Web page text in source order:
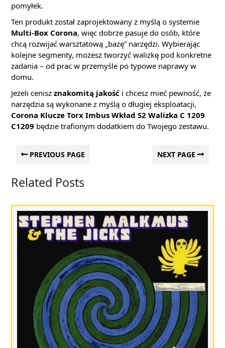
pomyłek.
Ten produkt został zaprojektowany z myślą o systemie
Multi-Box Corona, więc dobrze pasuje do osób, które
chcą rozwijać warsztatową „bazę” narzędzi. Wybierając
kolejne segmenty, możesz tworzyć walizkę pod konkretne
zadania – od prac w przemyśle po typowe naprawy w
domu.
Jeżeli cenisz znakomitą jakość i chcesz mieć pewność, że
narzędzia są wykonane z myślą o długiej eksploatacji,
Corona Klucze Torx Imbus Wkład S2 Walizka C 1209
C1209 będzie trafionym dodatkiem do Twojego zestawu.
PREVIOUS PAGE NEXT PAGE
Related Posts